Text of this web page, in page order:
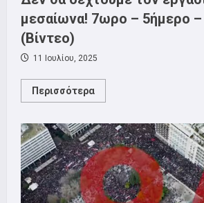
μεσαίωνα! 7ωρο – 5ήμερο
(Βίντεο)
11 Ιουλίου, 2025
Περισσότερα
more
θα
δεχτούμε
τον
εργασιακό
μεσαίωνα!
7ωρο
–
5ήμερο